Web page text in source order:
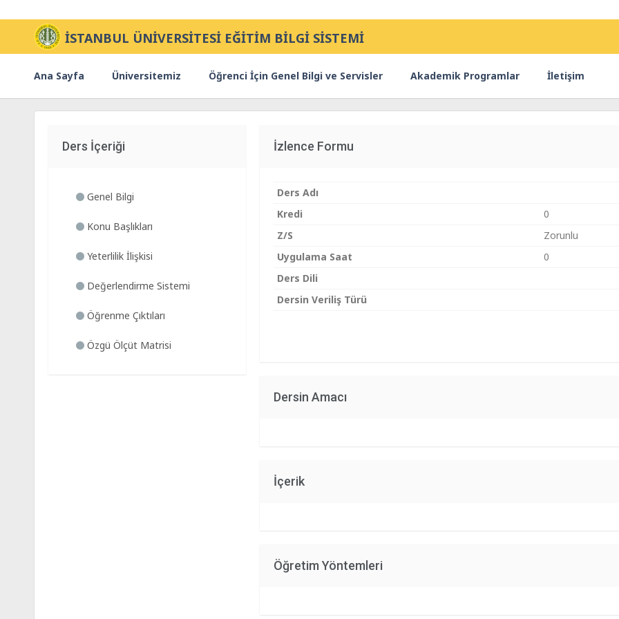
İSTANBUL ÜNİVERSİTESİ EĞİTİM BİLGİ SİSTEMİ
Ana Sayfa Üniversitemiz Öğrenci İçin Genel Bilgi ve Servisler Akademik Programlar İletişim
Ders İçeriği
Genel Bilgi
Konu Başlıkları
Yeterlilik İlişkisi
Değerlendirme Sistemi
Öğrenme Çıktıları
Özgü Ölçüt Matrisi
İzlence Formu
Ders Adı
Kredi
0
Z/S
Zorunlu
Uygulama Saat
0
Ders Dili
Dersin Veriliş Türü
Dersin Amacı
İçerik
Öğretim Yöntemleri